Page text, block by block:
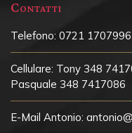
Contatti
Telefono: 0721 1707996
Cellulare: Tony 348
Pasquale 348 7417086
E-Mail Antonio: